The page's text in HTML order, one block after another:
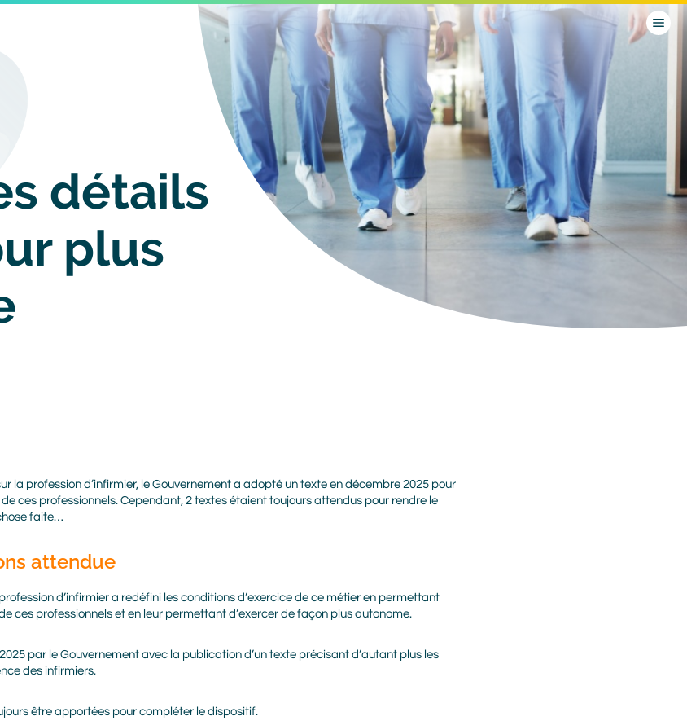
Image
détails
plus
la profession d’infirmier, le Gouvernement a adopté un texte en décembre 2025 pour
ces professionnels. Cependant, 2 textes étaient toujours attendus pour rendre le
faite…
attendue
d’infirmier a redéfini les conditions d’exercice de ce métier en permettant
ces professionnels et en leur permettant d’exercer de façon plus autonome.
par le Gouvernement avec la publication d’un texte précisant d’autant plus les
des infirmiers.
être apportées pour compléter le dispositif.